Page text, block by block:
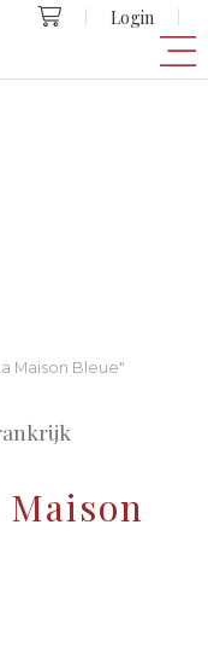
Login
Maison Bleue"